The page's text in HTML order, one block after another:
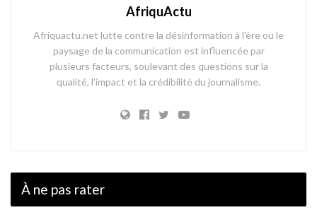
AfriquActu
Afriquactu.net lutte contre la désinformation à l'ère ou le
paysage de la communication est influencée par
plusieurs facteurs, soulevant des questions sur la
qualité, l'impact et la crédibilité du journalisme.
À ne pas rater